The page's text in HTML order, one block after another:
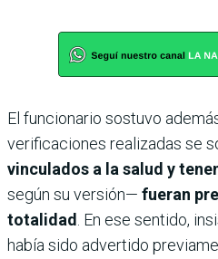
El funcionario sostuvo
verificaciones realizadas se
vinculados a la salud y
según su versión— fueran
totalidad . En ese sentido,
había sido advertido